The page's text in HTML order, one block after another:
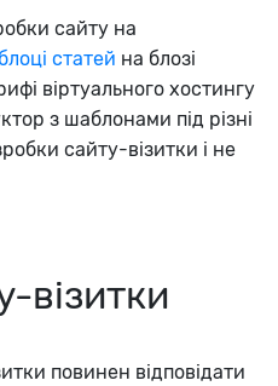
сайту на
статей на блозі
віртуального хостингу
з шаблонами під різні
сайту-візитки і не
візитки
повинен відповідати